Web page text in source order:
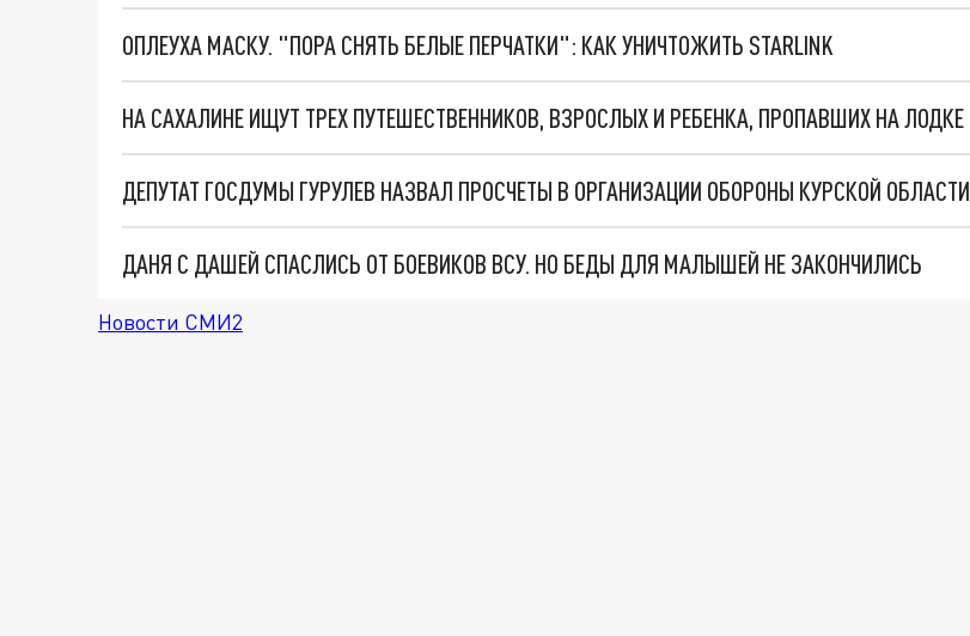
ОПЛЕУХА МАСКУ. "ПОРА СНЯТЬ БЕЛЫЕ ПЕРЧАТКИ": КАК УНИЧТОЖИТЬ STARLINK
НА САХАЛИНЕ ИЩУТ ТРЕХ ПУТЕШЕСТВЕННИКОВ, ВЗРОСЛЫХ И РЕБЕНКА, ПРОПАВШИХ НА ЛОДКЕ
ДЕПУТАТ ГОСДУМЫ ГУРУЛЕВ НАЗВАЛ ПРОСЧЕТЫ В ОРГАНИЗАЦИИ ОБОРОНЫ КУРСКОЙ ОБЛАСТИ
ДАНЯ С ДАШЕЙ СПАСЛИСЬ ОТ БОЕВИКОВ ВСУ. НО БЕДЫ ДЛЯ МАЛЫШЕЙ НЕ ЗАКОНЧИЛИСЬ
Новости СМИ2